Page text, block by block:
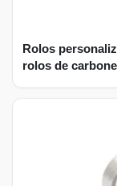
Rolos
rolos de